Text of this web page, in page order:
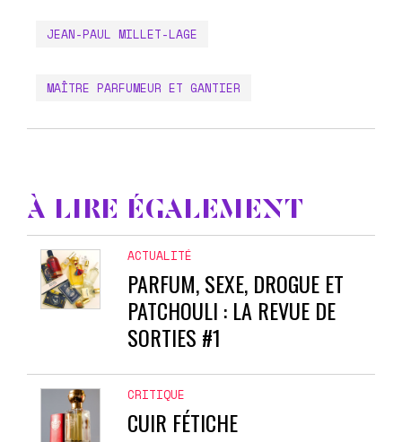
JEAN-PAUL MILLET-LAGE
MAÎTRE PARFUMEUR ET GANTIER
À LIRE ÉGALEMENT
ACTUALITÉ
PARFUM, SEXE, DROGUE ET
PATCHOULI : LA REVUE DE
SORTIES #1
CRITIQUE
CUIR FÉTICHE